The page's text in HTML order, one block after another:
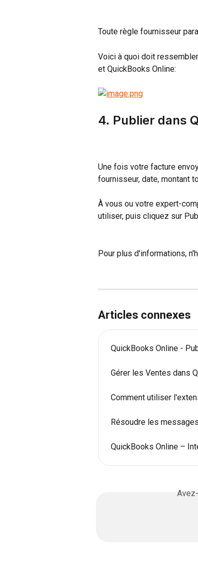
Toute règle fournisseur
Voici à quoi doit
et QuickBooks Online:
4. Publier dans
Une fois votre facture
fournisseur, date, montant
À vous ou votre expert-
utiliser, puis cliquez sur
Pour plus d'informations,
Articles connexes
QuickBooks Online -
Gérer les Ventes dans
Comment utiliser
Résoudre les
QuickBooks Online –